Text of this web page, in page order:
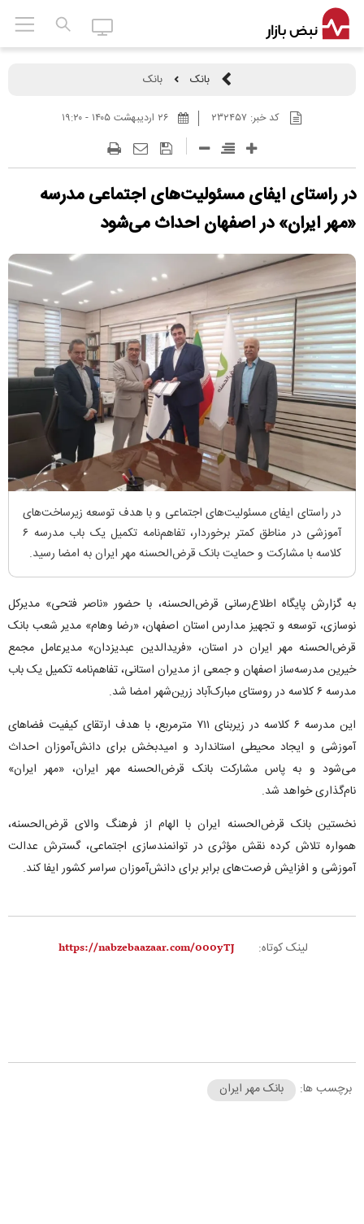
بانک بانک
کد خبر: ۲۳۲۴۵۷
در راستای ایفای مسئولیت‌های اجتماعی مدرسه
«مهر ایران» در اصفهان احداث می‌شود
در راستای ایفای مسئولیت‌های اجتماعی و با هدف توسعه زیرساخت‌های
آموزشی در مناطق کمتر برخوردار، تفاهم‌نامه تکمیل یک باب مدرسه ۶
کلاسه با مشارکت و حمایت بانک قرض‌الحسنه مهر ایران به امضا رسید.
به گزارش پایگاه اطلاع‌رسانی قرض‌الحسنه، با حضور «ناصر فتحی» مدیرکل
نوسازی، توسعه و تجهیز مدارس استان اصفهان، «رضا وهام» مدیر شعب بانک
قرض‌الحسنه مهر ایران در استان، «فریدالدین عبدیزدان» مدیرعامل مجمع
خیرین مدرسه‌ساز اصفهان و جمعی از مدیران استانی، تفاهم‌نامه تکمیل یک باب
مدرسه ۶ کلاسه در روستای مبارک‌آباد زرین‌شهر امضا شد.
این مدرسه ۶ کلاسه در زیربنای ۷۱۱ مترمربع، با هدف ارتقای کیفیت فضا‌های
آموزشی و ایجاد محیطی استاندارد و امیدبخش برای دانش‌آموزان احداث
می‌شود و به پاس مشارکت بانک قرض‌الحسنه مهر ایران، «مهر ایران»
نام‌گذاری خواهد شد.
نخستین بانک قرض‌الحسنه ایران با الهام از فرهنگ والای قرض‌الحسنه،
همواره تلاش کرده نقش مؤثری در توانمندسازی اجتماعی، گسترش عدالت
آموزشی و افزایش فرصت‌های برابر برای دانش‌آموزان سراسر کشور ایفا کند.
لینک کوتاه:
برچسب ها: بانک مهر ایران